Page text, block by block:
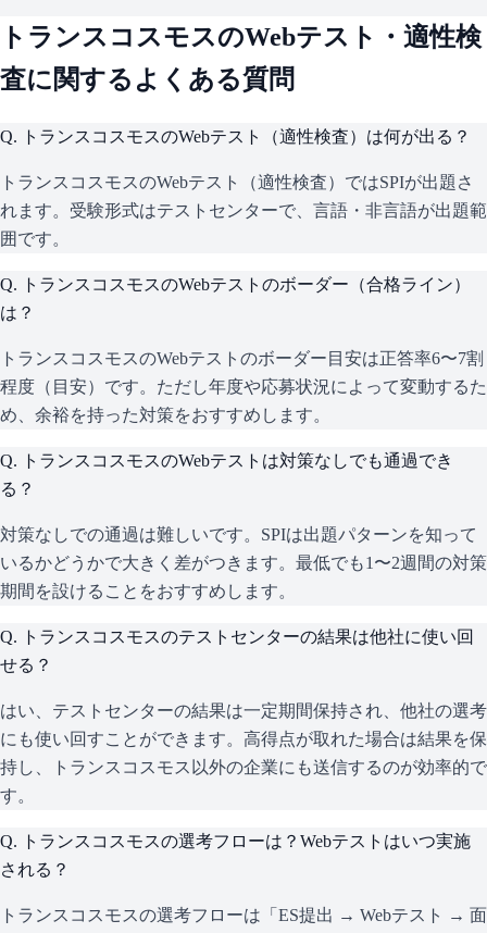
トランスコスモスのWebテスト・適性検
査に関するよくある質問
Q. トランスコスモスのWebテスト（適性検査）は何が出る？
トランスコスモスのWebテスト（適性検査）ではSPIが出題さ
れます。受験形式はテストセンターで、言語・非言語が出題範
囲です。
Q.
トランスコスモスのWebテストのボーダー（合格ライン）
は？
トランスコスモスのWebテストのボーダー目安は正答率6〜7割
程度（目安）です。ただし年度や応募状況によって変動するた
め、余裕を持った対策をおすすめします。
Q.
トランスコスモスのWebテストは対策なしでも通過でき
る？
対策なしでの通過は難しいです。SPIは出題パターンを知って
いるかどうかで大きく差がつきます。最低でも1〜2週間の対策
期間を設けることをおすすめします。
Q.
トランスコスモスのテストセンターの結果は他社に使い回
せる？
はい、テストセンターの結果は一定期間保持され、他社の選考
にも使い回すことができます。高得点が取れた場合は結果を保
持し、トランスコスモス以外の企業にも送信するのが効率的で
す。
Q.
トランスコスモスの選考フローは？Webテストはいつ実施
される？
トランスコスモスの選考フローは「ES提出 → Webテスト → 面